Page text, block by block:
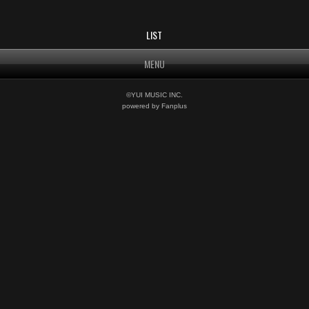
LIST
MENU
©YUI MUSIC INC.
powered by Fanplus